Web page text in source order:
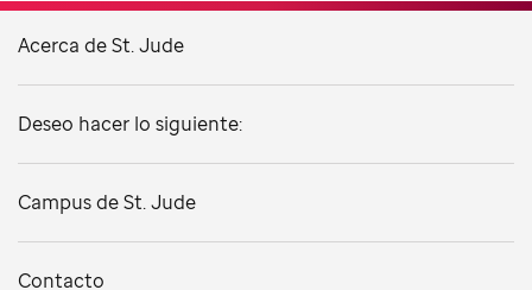
Acerca de St. Jude
Deseo hacer lo siguiente:
Campus de St. Jude
Contacto